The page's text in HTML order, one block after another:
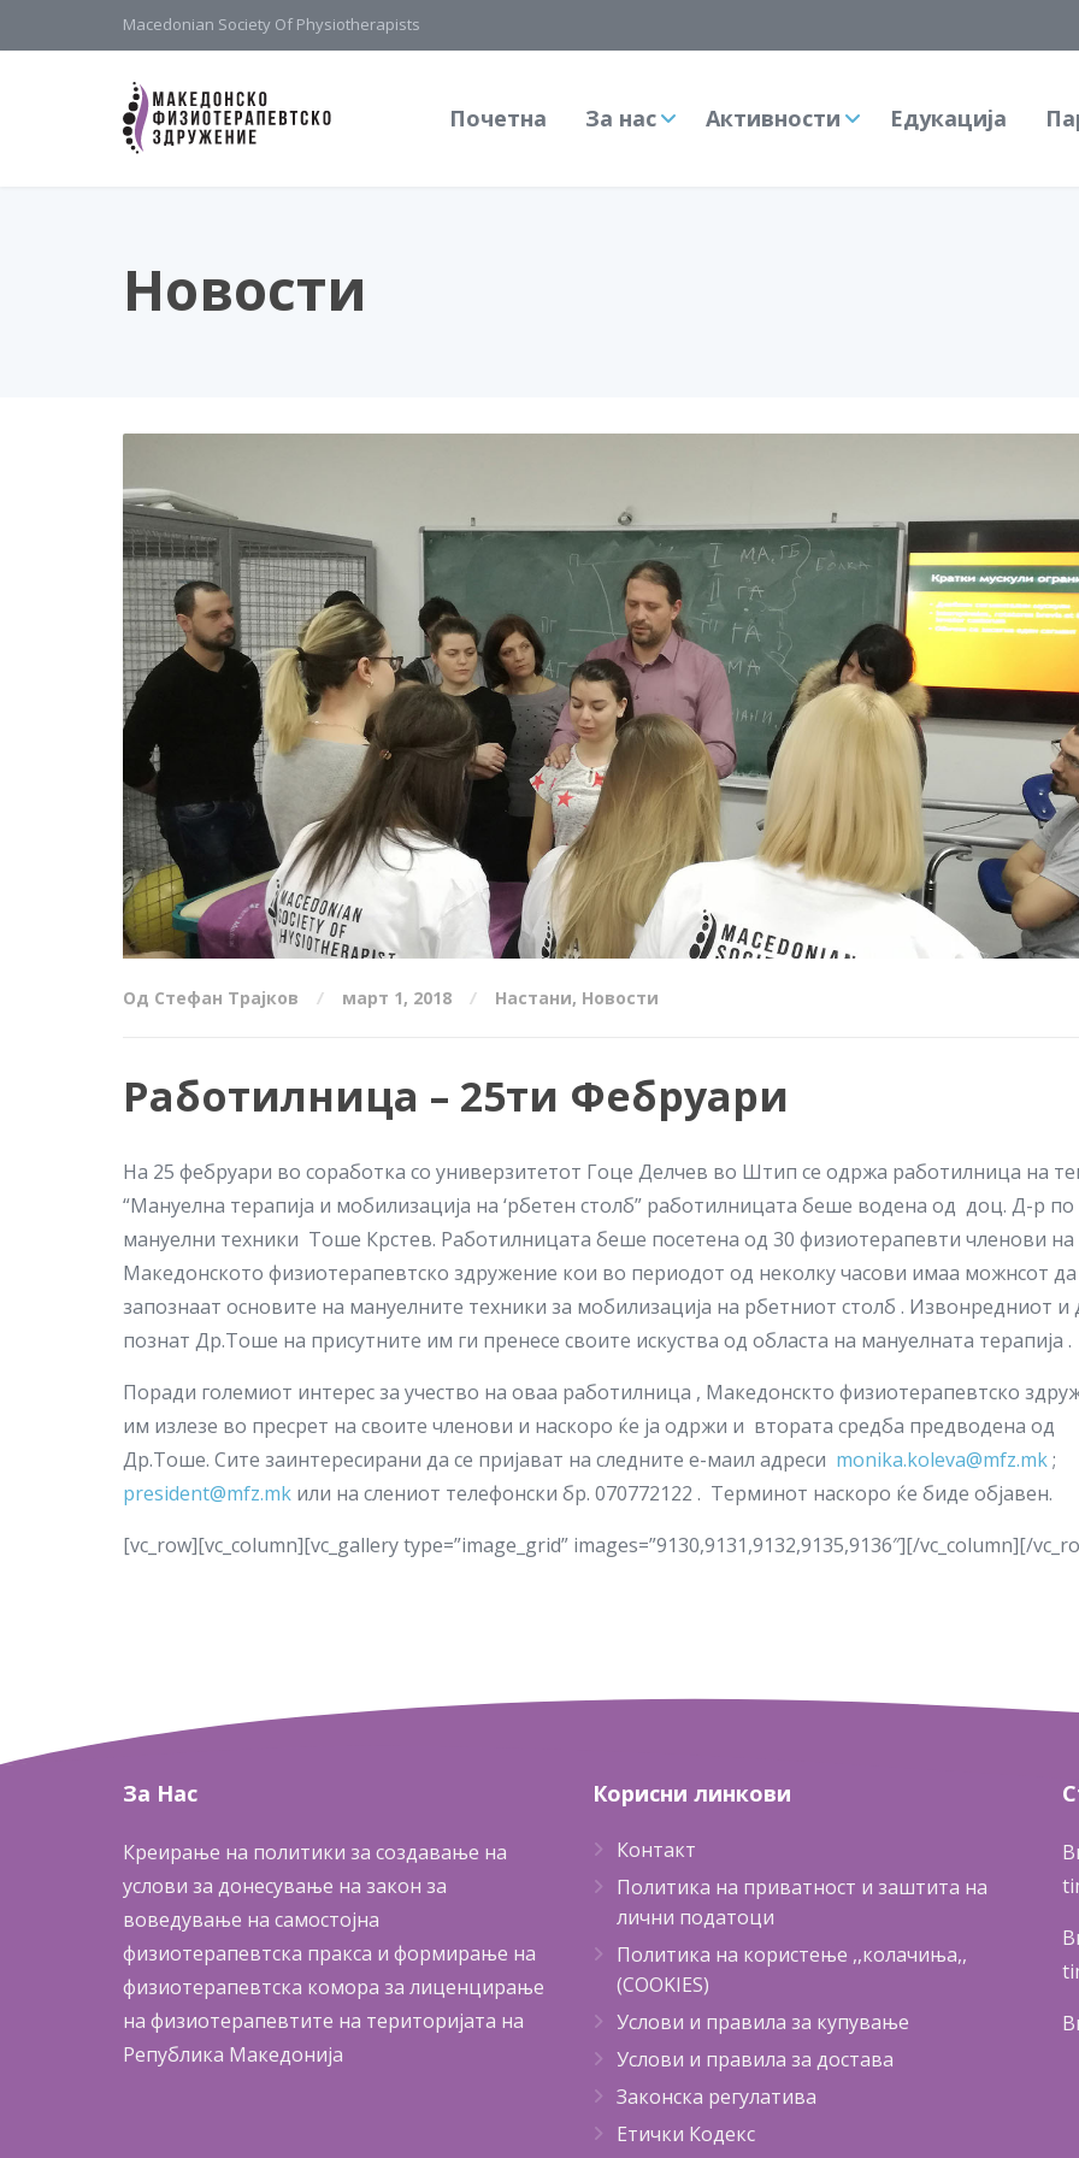
Macedonian Society Of Physiotherapists
Почетна За нас Активности Едукација
Новости
Од Стефан Трајков март 1, 2018 Настани, Новости
Работилница – 25ти Фебруари
На 25 фебруари во соработка со универзитетот Гоце Делчев во Штип се одржа работилница на
“Мануелна терапија и мобилизација на ‘рбетен столб” работилницата беше водена од доц. Д-р по
мануелни техники Тоше Крстев. Работилницата беше посетена од 30 физиотерапевти членови на
Македонското физиотерапевтско здружение кои во периодот од неколку часови имаа можнсот да
запознаат основите на мануелните техники за мобилизација на рбетниот столб . Извонредниот и
познат Др.Тоше на присутните им ги пренесе своите искуства од областа на мануелната терапија .
Поради големиот интерес за учество на оваа работилница , Македонскто физиотерапевтско
им излезе во пресрет на своите членови и наскоро ќе ја одржи и втората средба предводена од
Др.Тоше. Сите заинтересирани да се пријават на следните е-маил адреси monika.koleva@mfz.mk;
president@mfz.mk или на слениот телефонски бр. 070772122 . Терминот наскоро ќе биде објавен.
[vc_row][vc_column][vc_gallery type=”image_grid” images=”9130,9131,9132,9135,9136″][/vc_column][/
За Нас
Креирање на политики за создавање на
услови за донесување на закон за
воведување на самостојна
физиотерапевтска пракса и формирање на
физиотерапевтска комора за лиценцирање
на физиотерапевтите на територијата на
Република Македонија
Корисни линкови
Контакт
Политика на приватност и заштита на
лични податоци
Политика на користење ,,колачиња,,
(COOKIES)
Услови и правила за купување
Услови и правила за достава
Законска регулатива
Етички Кодекс